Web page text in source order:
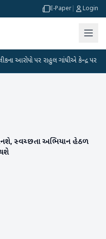
E-Paper Login
આરોપો પર રાહુલ ગાંધીએ કેન્દ્ર પર પ્રહાર
બનશે, સ્વચ્છતા અભિયાન હેઠળ